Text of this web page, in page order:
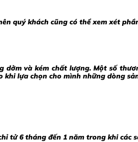
quý khách cũng có thể xem xét
và kém chất lượng. Một số
lựa chọn cho mình những dòng
6 tháng đến 1 năm trong khi các